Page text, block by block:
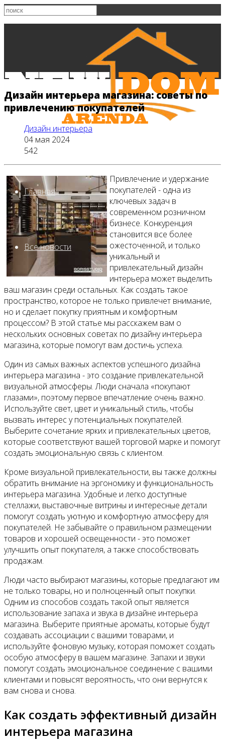
Главная
Все новости
Видео
Дизайн интерьера магазина: советы по
привлечению покупателей
Дизайн интерьера
04 мая 2024
542
Привлечение и удержание
покупателей - одна из
ключевых задач в
современном розничном
бизнесе. Конкуренция
становится все более
ожесточенной, и только
уникальный и
привлекательный дизайн
интерьера может выделить
ваш магазин среди остальных. Как создать такое
пространство, которое не только привлечет внимание,
но и сделает покупку приятным и комфортным
процессом? В этой статье мы расскажем вам о
нескольких основных советах по дизайну интерьера
магазина, которые помогут вам достичь успеха.
Один из самых важных аспектов успешного дизайна
интерьера магазина - это создание привлекательной
визуальной атмосферы. Люди сначала «покупают
глазами», поэтому первое впечатление очень важно.
Используйте свет, цвет и уникальный стиль, чтобы
вызвать интерес у потенциальных покупателей.
Выберите сочетание ярких и привлекательных цветов,
которые соответствуют вашей торговой марке и помогут
создать эмоциональную связь с клиентом.
Кроме визуальной привлекательности, вы также должны
обратить внимание на эргономику и функциональность
интерьера магазина. Удобные и легко доступные
стеллажи, выставочные витрины и интересные детали
помогут создать уютную и комфортную атмосферу для
покупателей. Не забывайте о правильном размещении
товаров и хорошей освещенности - это поможет
улучшить опыт покупателя, а также способствовать
продажам.
Люди часто выбирают магазины, которые предлагают им
не только товары, но и полноценный опыт покупки.
Одним из способов создать такой опыт является
использование запаха и звука в дизайне интерьера
магазина. Выберите приятные ароматы, которые будут
создавать ассоциации с вашими товарами, и
используйте фоновую музыку, которая поможет создать
особую атмосферу в вашем магазине. Запахи и звуки
помогут создать эмоциональное соединение с вашими
клиентами и повысят вероятность, что они вернутся к
вам снова и снова.
Как создать эффективный дизайн
интерьера магазина